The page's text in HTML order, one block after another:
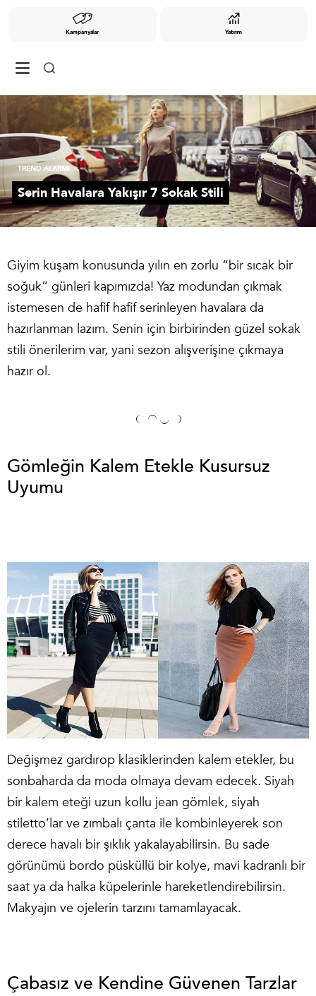
Kampanyalar Yatırım
TREND ALARMI
Serin Havalara Yakışır 7 Sokak Stili
Giyim kuşam konusunda yılın en zorlu “bir sıcak bir
soğuk” günleri kapımızda! Yaz modundan çıkmak
istemesen de hafif hafif serinleyen havalara da
hazırlanman lazım. Senin için birbirinden güzel sokak
stili önerilerim var, yani sezon alışverişine çıkmaya
hazır ol.
Gömleğin Kalem Etekle Kusursuz
Uyumu
Değişmez gardırop klasiklerinden kalem etekler, bu
sonbaharda da moda olmaya devam edecek. Siyah
bir kalem eteği uzun kollu jean gömlek, siyah
stiletto’lar ve zımbalı çanta ile kombinleyerek son
derece havalı bir şıklık yakalayabilirsin. Bu sade
görünümü bordo püsküllü bir kolye, mavi kadranlı bir
saat ya da halka küpelerinle hareketlendirebilirsin.
Makyajın ve ojelerin tarzını tamamlayacak.
Çabasız ve Kendine Güvenen Tarzlar